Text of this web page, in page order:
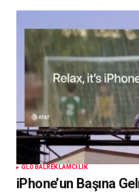
GLOBAL REKLAMCILIK
iPhone’un Başına